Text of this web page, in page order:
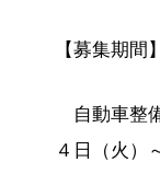
【募集期間】
自動車整
４日（火）